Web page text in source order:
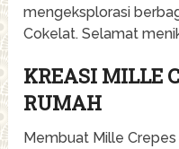
mengeksplorasi
Cokelat. Selamat
KREASI MILLE
RUMAH
Membuat Mille